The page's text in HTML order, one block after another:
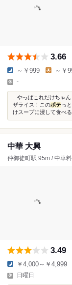
3.66
～￥999 ～￥
-
...やっぱこれだけちゃ
ザライス！このポテっ
けスープに浸して食べる
中華 大興
仲御徒町駅 95m / 中華
3.49
￥4,000～￥4,999
日曜日